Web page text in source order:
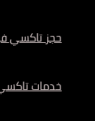
حجز تاكسي
خدمات